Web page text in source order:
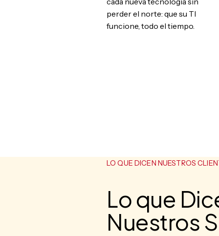
perder el norte: que su TI
funcione, todo el tiempo.
LO QUE DICEN NUESTROS
Lo que
Nuestros